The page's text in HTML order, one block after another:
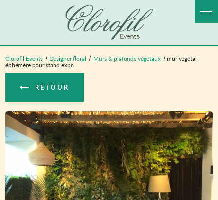
Clorofil Events Designer floral Murs & plafonds végétaux mur végétal
éphémère pour stand expo
RETOUR
Panneau de gestion des cookies